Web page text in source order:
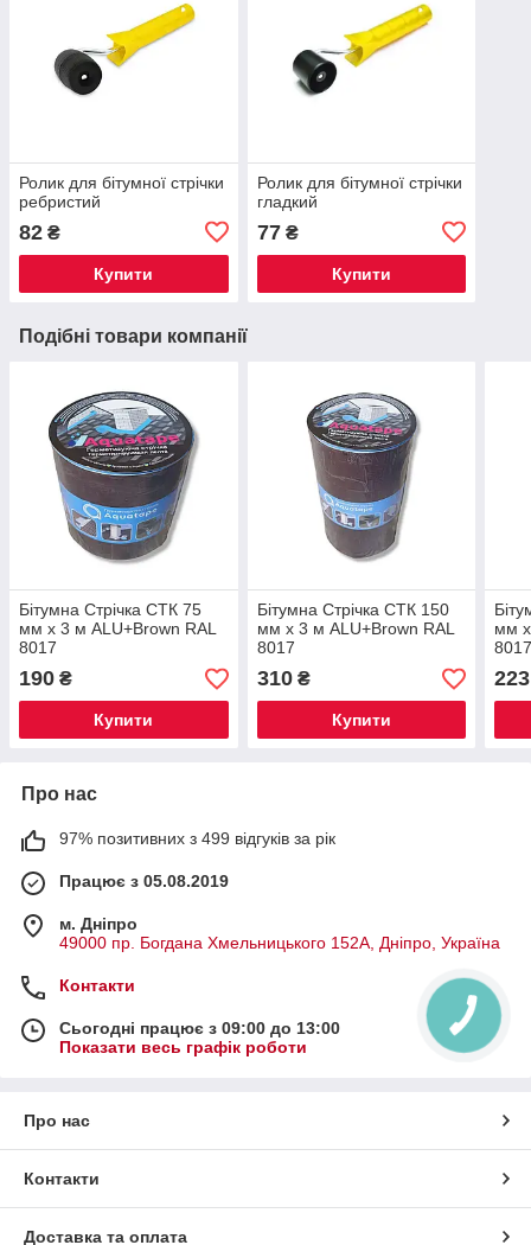
Ролик для бітумної стрічки
ребристий
82 ₴
Купити
Ролик для бітумної стрічки
гладкий
77₴
Купити
Подібні товари компанії
Бітумна Стрічка СТК 75
мм х 3 м ALU+Brown RAL
8017
190 ₴
Купити
Бітумна Стрічка СТК 150
мм х 3 м ALU+Brown RAL
8017
310₴
Купити
мм
223
Про нас
97% позитивних з 499 відгуків за рік
Працює з 05.08.2019
м. Дніпро
49000 пр. Богдана Хмельницького 152А, Дніпро, Україна
Контакти
Сьогодні працює з 09:00 до 13:00
Показати весь графік роботи
Про нас
Контакти
Доставка та оплата